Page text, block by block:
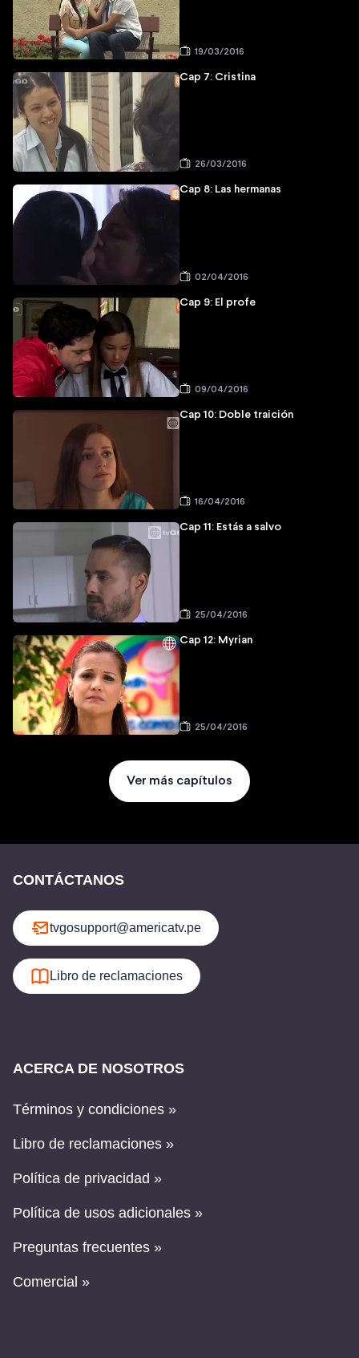
19/03/2016
Cap 7: Cristina
26/03/2016
Cap 8: Las hermanas
02/04/2016
Cap 9: El profe
09/04/2016
Cap 10: Doble traición
16/04/2016
Cap 11: Estás a salvo
25/04/2016
Cap 12: Myrian
25/04/2016
Ver más capítulos
CONTÁCTANOS
tvgosupport@americatv.pe
Libro de reclamaciones
ACERCA DE NOSOTROS
Términos y condiciones »
Libro de reclamaciones »
Política de privacidad »
Política de usos adicionales »
Preguntas frecuentes »
Comercial »